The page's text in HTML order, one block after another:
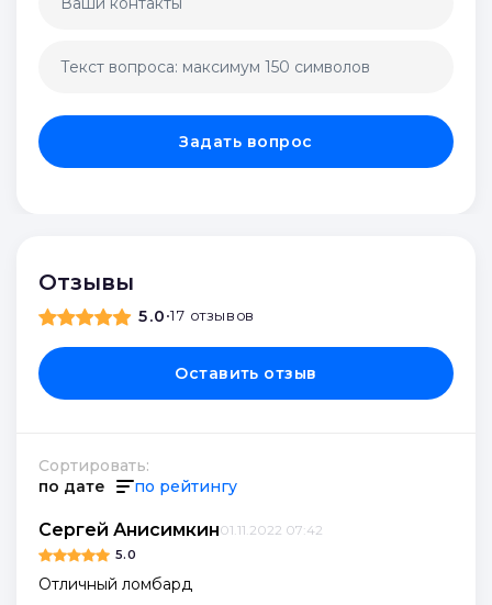
Задать вопрос
Отзывы
5.0•17 отзывов
Оставить отзыв
Сортировать:
по дате
по рейтингу
Сергей Анисимкин01.11.2022 07:42
5.0
Отличный ломбард